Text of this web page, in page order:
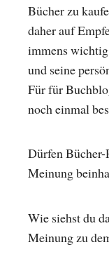
Bücher zu
daher auf
immens
und seine
Für für
noch einmal
Dürfen Bücher-
Meinung
Wie siehst du
Meinung zu